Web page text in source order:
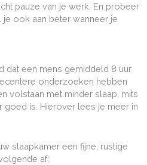
pauze van je werk. En probeer
ook aan beter wanneer je
dat een mens gemiddeld 8 uur
onderzoeken hebben
volstaan met minder slaap, mits
goed is. Hierover lees je meer in
slaapkamer een fijne, rustige
af: